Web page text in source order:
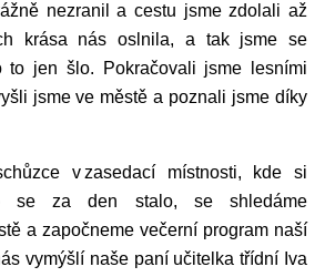
nezranil a cestu jsme zdolali až
krása nás oslnila, a tak jsme se
to jen šlo. Pokračovali jsme lesními
jsme ve městě a poznali jsme díky
v zasedací místnosti, kde si
se za den stalo, se shledáme
a započneme večerní program naší
vymýšlí naše paní učitelka třídní Iva